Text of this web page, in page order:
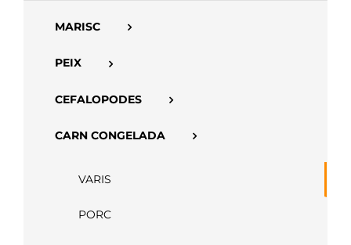
CATÀLEGS
MARISC
PEIX
CEFALOPODES
CARN CONGELADA
VARIS
PORC